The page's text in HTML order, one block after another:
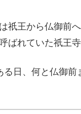
祇王から仏御前
ばれていた祇王
日、何と仏御